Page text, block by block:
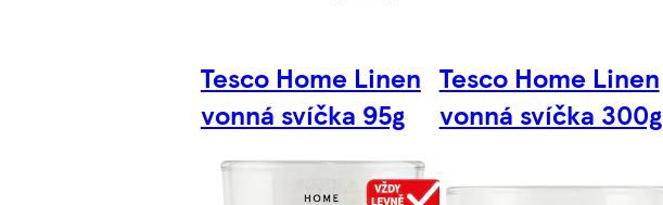
Tesco Home Linen
vonná svíčka 95g
Tesco Home Linen
vonná svíčka 300g